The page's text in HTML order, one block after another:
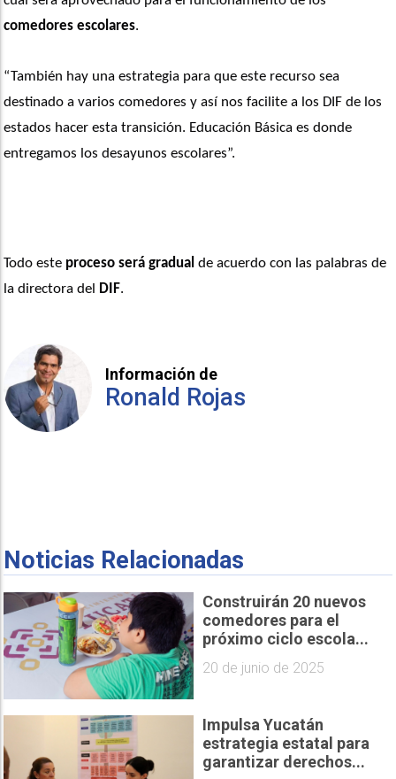
comedores escolares.
“También hay una estrategia para que este recurso sea
destinado a varios comedores y así nos facilite a los DIF de los
estados hacer esta transición. Educación Básica es donde
entregamos los desayunos escolares”.
Todo este proceso será gradual de acuerdo con las palabras de
la directora del
DIF.
Información de
Ronald Rojas
Noticias Relacionadas
Construirán 20 nuevos
comedores para el
próximo ciclo escola...
20 de junio de 2025
Impulsa Yucatán
estrategia estatal para
garantizar derechos...